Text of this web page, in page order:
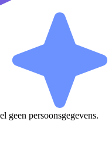
geen persoonsgegevens.